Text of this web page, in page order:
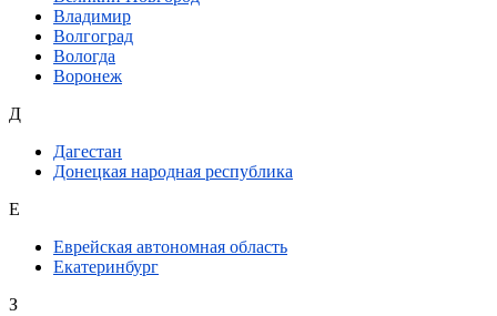
Владимир
Волгоград
Вологда
Воронеж
Д
Дагестан
Донецкая народная республика
Е
Еврейская автономная область
Екатеринбург
З